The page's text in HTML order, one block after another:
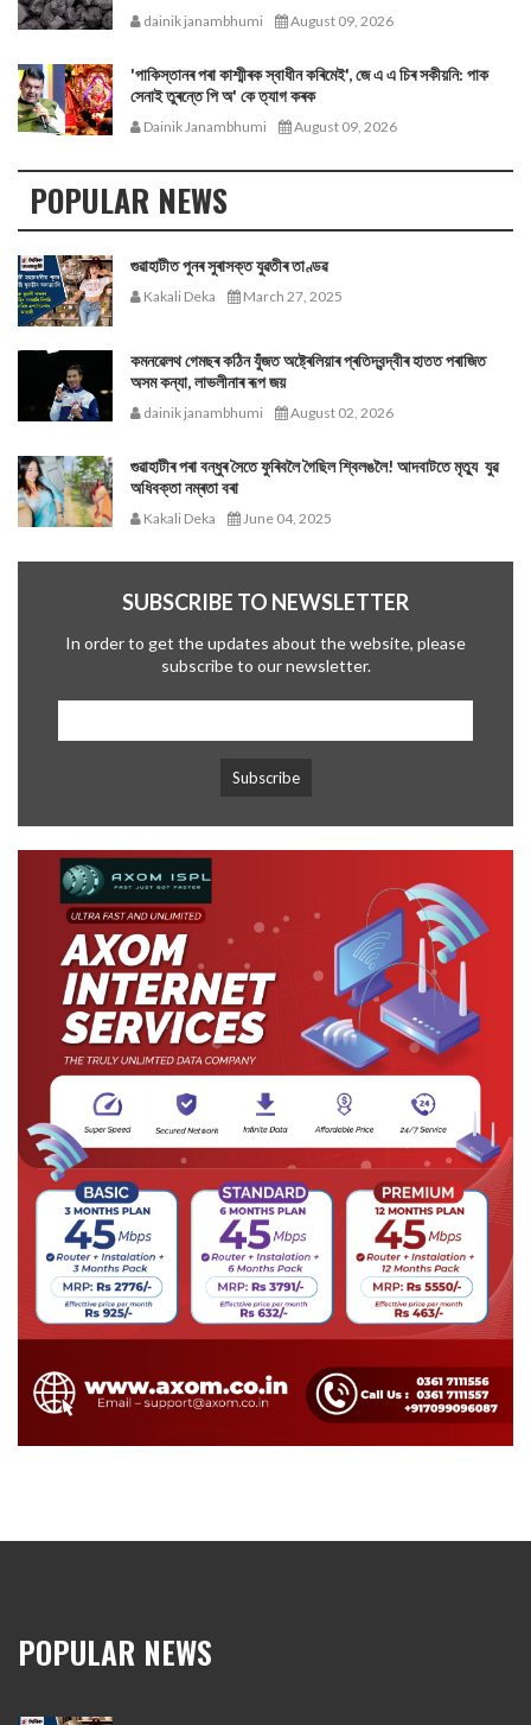
dainik janambhumi August 09, 2026
'পাকিস্তানৰ পৰা কাশ্মীৰক স্বাধীন কৰিমেই', জে এ এ চিৰ সকীয়নি: পাক
সেনাই তুৰন্তে পি অ' কে ত্যাগ কৰক
Dainik Janambhumi August 09, 2026
POPULAR NEWS
গুৱাহাটীত পুনৰ সুৰাসক্ত যুৱতীৰ তাণ্ডৱ
Kakali Deka March 27, 2025
কমনৱেলথ গেমছৰ কঠিন যুঁজত অষ্ট্ৰেলিয়াৰ প্ৰতিদ্বন্দ্বীৰ হাতত পৰাজিত
অসম কন্যা, লাভলীনাৰ ৰূপ জয়
dainik janambhumi August 02, 2026
গুৱাহাটীৰ পৰা বন্ধুৰ সৈতে ফুৰিবলৈ গৈছিল শ্বিলঙলৈ! আদবাটতে মৃত্যু যুৱ
অধিবক্তা নম্ৰতা বৰা
Kakali Deka June 04, 2025
SUBSCRIBE TO NEWSLETTER
In order to get the updates about the website, please
subscribe to our newsletter.
POPULAR NEWS